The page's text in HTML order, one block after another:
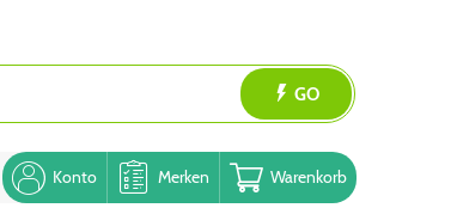
GO
Konto Merken Warenkorb
Blog